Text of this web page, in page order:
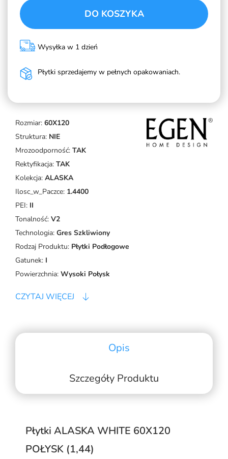
Rozmiar: 60X120
Struktura: NIE
Mrozoodporność: TAK
Rektyfikacja: TAK
Kolekcja: ALASKA
Ilosc_w_Paczce: 1.4400
PEI: II
Tonalność: V2
Technologia: Gres Szkliwiony
Rodzaj Produktu: Płytki Podłogowe
Gatunek: I
Powierzchnia: Wysoki Połysk
CZYTAJ WIĘCEJ
DO KOSZYKA
Wysyłka w 1 dzień
Płytki sprzedajemy w pełnych opakowaniach.
Opis
Szczegóły Produktu
Płytki ALASKA WHITE 60X120
POŁYSK (1,44)